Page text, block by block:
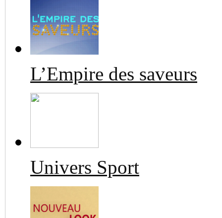
L’Empire des saveurs
Univers Sport